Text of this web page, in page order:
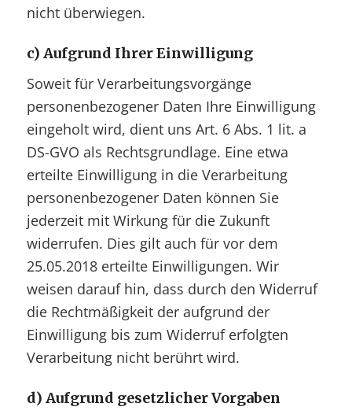
nicht überwiegen.
c) Aufgrund Ihrer Einwilligung
Soweit für Verarbeitungsvorgänge
personenbezogener Daten Ihre Einwilligung
eingeholt wird, dient uns Art. 6 Abs. 1 lit. a
DS-GVO als Rechtsgrundlage. Eine etwa
erteilte Einwilligung in die Verarbeitung
personenbezogener Daten können Sie
jederzeit mit Wirkung für die Zukunft
widerrufen. Dies gilt auch für vor dem
25.05.2018 erteilte Einwilligungen. Wir
weisen darauf hin, dass durch den Widerruf
die Rechtmäßigkeit der aufgrund der
Einwilligung bis zum Widerruf erfolgten
Verarbeitung nicht berührt wird.
d) Aufgrund gesetzlicher Vorgaben